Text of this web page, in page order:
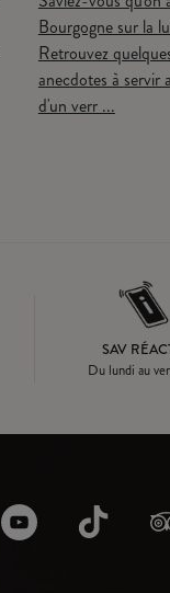
Bourgogne sur la
Retrouvez
anecdotes à servir
d'un verr ...
SAV
Du lundi au